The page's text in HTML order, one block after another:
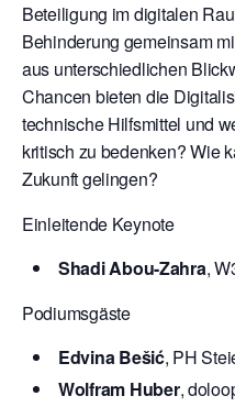
Beteiligung im digitalen
Behinderung gemeinsam
aus unterschiedlichen
Chancen bieten die
technische Hilfsmittel und
kritisch zu bedenken? Wie
Zukunft gelingen?
Einleitende Keynote
Shadi Abou-Zahra,
Podiumsgäste
Edvina Bešić, PH
Wolfram Huber,